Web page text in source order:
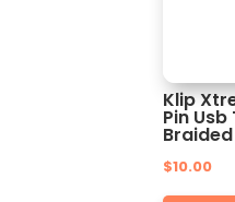
Klip
Pin
Braided
$10.00